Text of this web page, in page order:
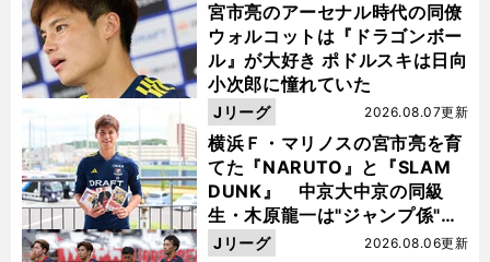
宮市亮のアーセナル時代の同僚
ウォルコットは『ドラゴンボー
ル』が大好き ポドルスキは日向
小次郎に憧れていた
横浜Ｆ・マリノスの宮市亮を育
てた『NARUTO』と『SLAM
DUNK』 中京大中京の同級
生・木原龍一は"ジャンプ係"だ
った
2026.08.07更新
Jリーグ
2026.08.06更新
Jリーグ